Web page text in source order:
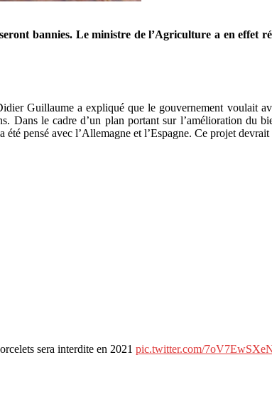
bannies. Le ministre de l’Agriculture a en effet
Guillaume a expliqué que le gouvernement voulait
Dans le cadre d’un plan portant sur l’amélioration du
a été pensé avec l’Allemagne et l’Espagne. Ce projet
sera interdite en 2021 pic.twitter.com/